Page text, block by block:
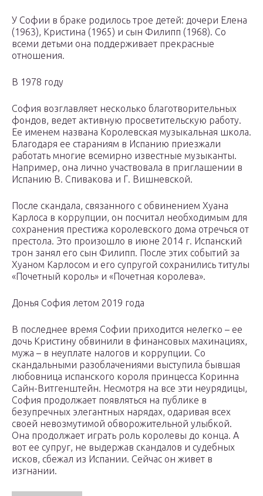
У Софии в браке родилось трое детей: дочери Елена
(1963), Кристина (1965) и сын Филипп (1968). Со
всеми детьми она поддерживает прекрасные
отношения.
В 1978 году
София возглавляет несколько благотворительных
фондов, ведет активную просветительскую работу.
Ее именем названа Королевская музыкальная школа.
Благодаря ее стараниям в Испанию приезжали
работать многие всемирно известные музыканты.
Например, она лично участвовала в приглашении в
Испанию В. Спивакова и Г. Вишневской.
После скандала, связанного с обвинением Хуана
Карлоса в коррупции, он посчитал необходимым для
сохранения престижа королевского дома отречься от
престола. Это произошло в июне 2014 г. Испанский
трон занял его сын Филипп. После этих событий за
Хуаном Карлосом и его супругой сохранились титулы
«Почетный король» и «Почетная королева».
Донья София летом 2019 года
В последнее время Софии приходится нелегко – ее
дочь Кристину обвинили в финансовых махинациях,
мужа – в неуплате налогов и коррупции. Со
скандальными разоблачениями выступила бывшая
любовница испанского короля принцесса Коринна
Сайн-Витгенштейн. Несмотря на все эти неурядицы,
София продолжает появляться на публике в
безупречных элегантных нарядах, одаривая всех
своей невозмутимой обворожительной улыбкой.
Она продолжает играть роль королевы до конца. А
вот ее супруг, не выдержав скандалов и судебных
исков, сбежал из Испании. Сейчас он живет в
изгнании.